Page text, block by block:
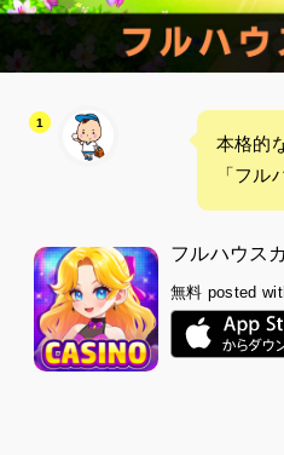
本格的
「フル
フルハウス
無料 posted